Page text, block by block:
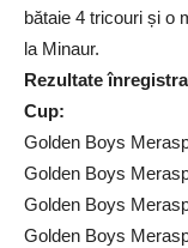
bătaie 4 tricouri și o
la Minaur.
Rezultate
Cup:
Golden Boys
Golden Boys
Golden Boys
Golden Boys